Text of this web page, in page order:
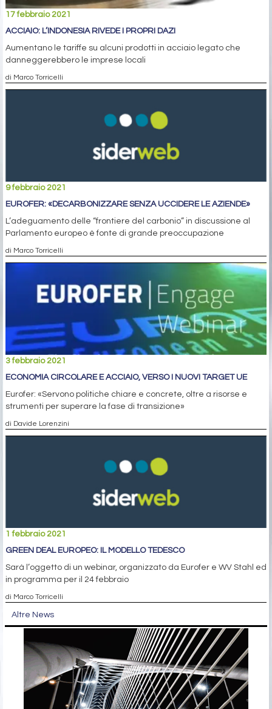
17 febbraio 2021
ACCIAIO: L’INDONESIA RIVEDE I PROPRI DAZI
Aumentano le tariffe su alcuni prodotti in acciaio legato che
danneggerebbero le imprese locali
di Marco Torricelli
9 febbraio 2021
EUROFER: «DECARBONIZZARE SENZA UCCIDERE LE AZIENDE»
L’adeguamento delle “frontiere del carbonio” in discussione al
Parlamento europeo è fonte di grande preoccupazione
di Marco Torricelli
3 febbraio 2021
ECONOMIA CIRCOLARE E ACCIAIO, VERSO I NUOVI TARGET UE
Eurofer: «Servono politiche chiare e concrete, oltre a risorse e
strumenti per superare la fase di transizione»
di Davide Lorenzini
1 febbraio 2021
GREEN DEAL EUROPEO: IL MODELLO TEDESCO
Sarà l’oggetto di un webinar, organizzato da Eurofer e WV Stahl ed
in programma per il 24 febbraio
di Marco Torricelli
Altre News